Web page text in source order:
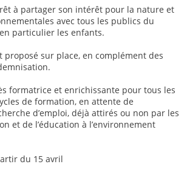
à partager son intérêt pour la nature et
avec tous les publics du
particulier les enfants.
proposé sur place, en complément des
formatrice et enrichissante pour tous les
de formation, en attente de
d’emploi, déjà attirés ou non par les
et de l’éducation à l’environnement
du 15 avril